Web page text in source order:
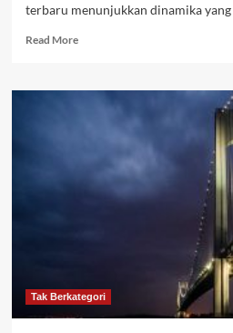
Indonesia
terbaru menunjukkan dinamika
Read MoreRead
Kedutaan
Luncurkan
Program
Pelatihan
Inggris
di
Tak Berkategori